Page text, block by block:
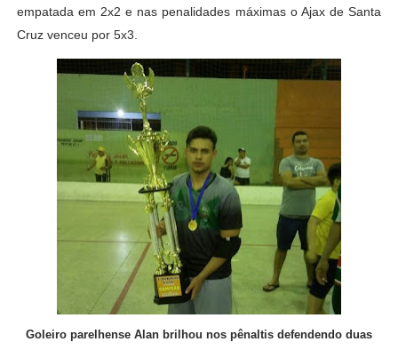
empatada em 2x2 e nas penalidades máximas o Ajax de Santa
Cruz venceu por 5x3.
Goleiro parelhense Alan brilhou nos pênaltis defendendo duas